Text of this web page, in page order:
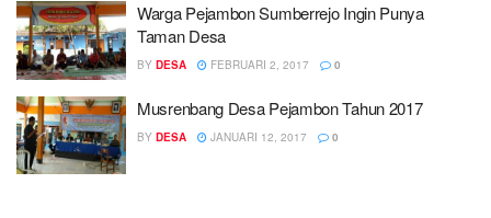
Warga Pejambon Sumberrejo Ingin Punya
Taman Desa
BY DESA FEBRUARI 2, 2017 0
Musrenbang Desa Pejambon Tahun 2017
BY DESA JANUARI 12, 2017 0